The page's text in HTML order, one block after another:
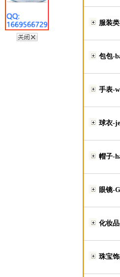
服装
包包-
手表-
球衣-
帽子-
眼镜-
化妆
珠宝饰